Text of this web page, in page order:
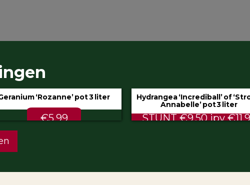
‘Incrediball’ of ‘Strong
€9.50 ipv €11.99
Klimop aan stok pot 1.5 liter
80/100 cm
ALTIJD LAAG €2.50